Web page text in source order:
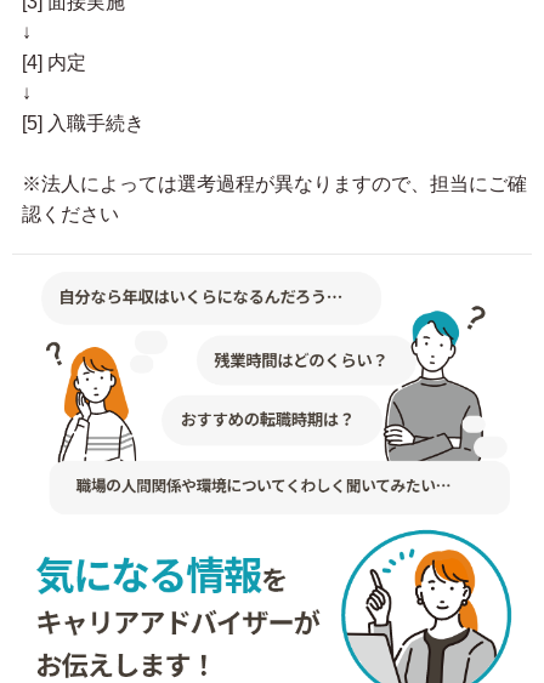
↓
[4] 内定
↓
[5] 入職手続き
※法人によっては選考過程が異なりますので、担当にご確
認ください